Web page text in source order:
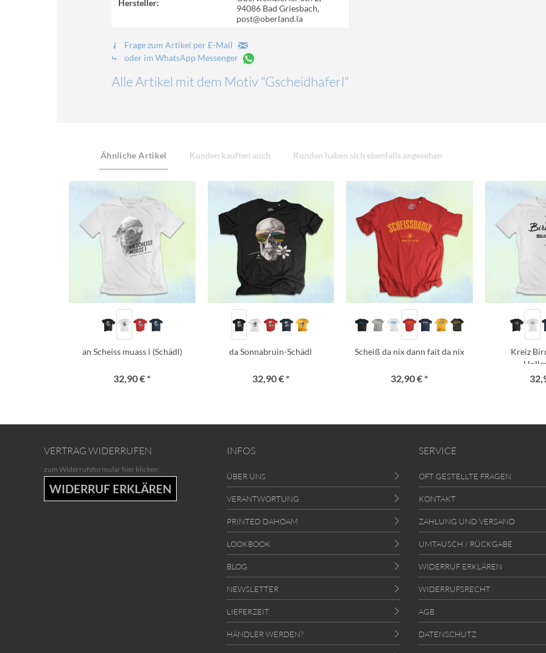
Hersteller:
94086 Bad Griesbach,
post@oberland.la
Frage zum Artikel per E-Mail
oder im WhatsApp Messenger
Alle Artikel mit dem Motiv "Gscheidhaferl"
Ähnliche Artikel Kunden kauften auch Kunden haben sich ebenfalls angesehen
an Scheiss muass i (Schädl)
32,90 € *
da Sonnabruin-Schädl
32,90 € *
Scheiß da nix dann fait da nix
32,90 € *
Kreiz
VERTRAG WIDERRUFEN
zum Widerrufsformular hier klicken:
WIDERRUF ERKLÄREN
INFOS
ÜBER UNS
VERANTWORTUNG
PRINTED DAHOAM
LOOKBOOK
BLOG
NEWSLETTER
LIEFERZEIT
HÄNDLER WERDEN?
SERVICE
OFT GESTELLTE FRAGEN
KONTAKT
ZAHLUNG UND VERSAND
UMTAUSCH / RÜCKGABE
WIDERRUF ERKLÄREN
WIDERRUFSRECHT
AGB
DATENSCHUTZ